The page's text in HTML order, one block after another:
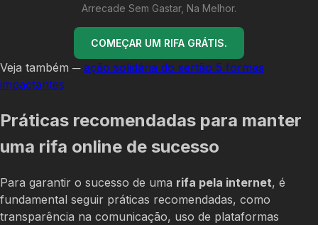
Arrecade Sem Gastar, Na Melhor.
COMEÇAR UM RIFA GRÁTIS.
Veja também ─ ação solidária do sertão 5 formas
impactantes
Práticas recomendadas para manter
uma rifa online de sucesso
Para garantir o sucesso de uma rifa pela internet, é
fundamental seguir práticas recomendadas, como
transparência na comunicação, uso de plataformas